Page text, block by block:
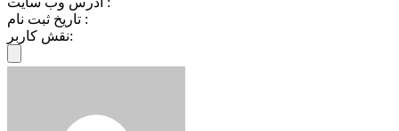
تاریخ ثبت نام :
نقش کاربر: